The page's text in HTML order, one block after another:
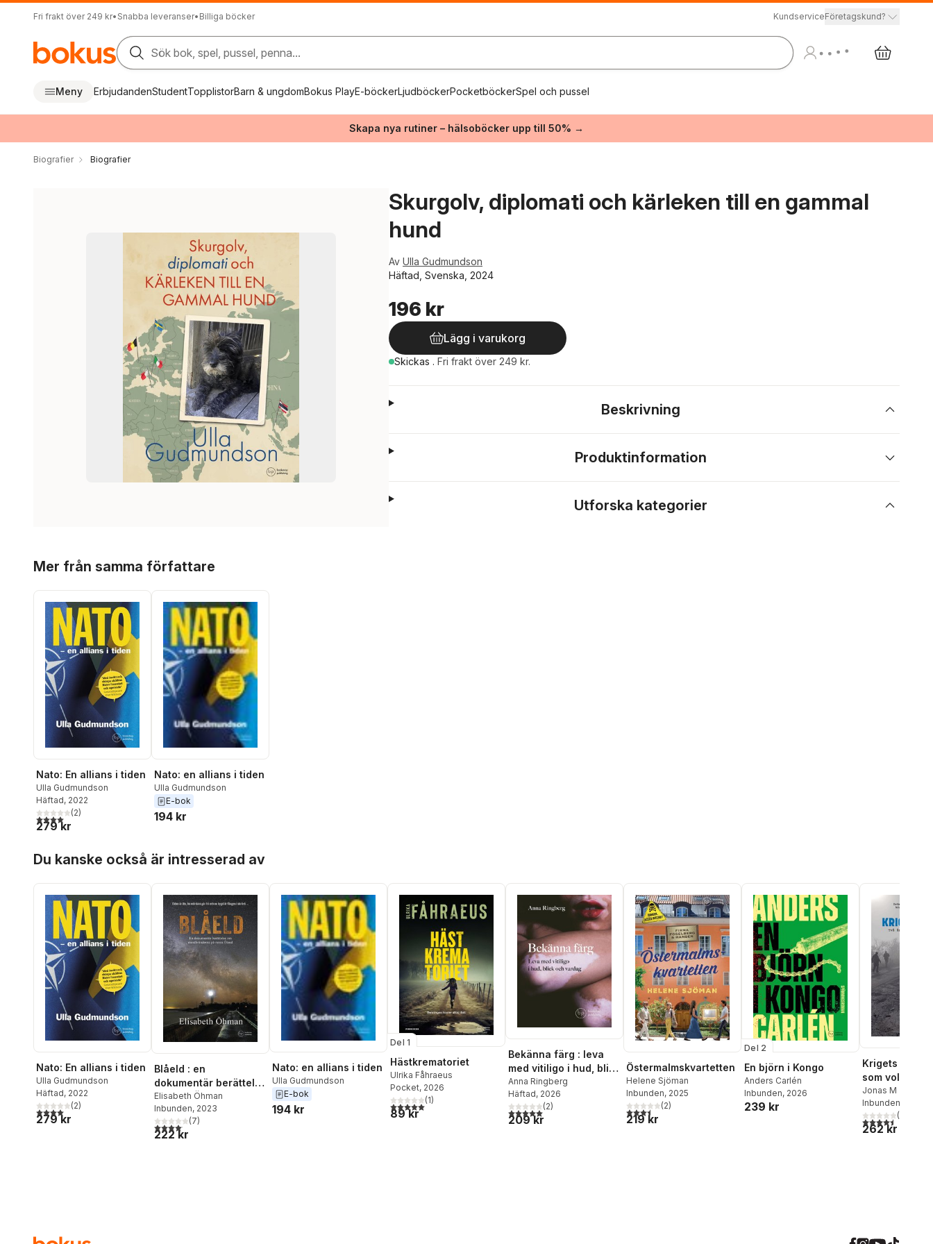
Fri frakt över 249 kr• Snabba leveranser• Billiga böcker KundserviceFöretagskund?
Sök bok, spel, pussel, penna...
Meny ErbjudandenStudentTopplistorBarn & ungdomBokus PlayE-böckerLjudböckerPocketböckerSpel och pussel
Skapa nya rutiner – hälsoböcker upp till 50% →
Biografier Biografier
Skurgolv, diplomati och kärleken till en gammal
hund
Av Ulla Gudmundson
Häftad, Svenska, 2024
196 kr
Lägg i varukorg
Skickas . Fri frakt över 249 kr.
Beskrivning
Produktinformation
Utforska kategorier
Mer från samma författare
Nato: En allians i tiden
Ulla Gudmundson
Häftad, 2022
4,0utav 5 stjärnor. Totalt antal röster:
(2)
279 kr
Nato: en allians i tiden
Ulla Gudmundson
E-bok
194 kr
Du kanske också är intresserad av
Nato: En allians i tiden
Ulla Gudmundson
Häftad, 2022
4,0utav 5 stjärnor. Totalt antal röster:
(2)
279 kr
Blåeld : en
dokumentär berättelse
om mordbränderna på
norra Öland
Elisabeth Öhman
Inbunden, 2023
4,1utav 5 stjärnor. Totalt antal röster:
(7)
222 kr
Nato: en allians i tiden
Ulla Gudmundson
E-bok
194 kr
Del 1
Hästkrematoriet
Ulrika Fåhraeus
Pocket, 2026
5,0utav 5 stjärnor. Totalt antal röster:
(1)
89 kr
Bekänna färg : leva
med vitiligo i hud, blick
och vardag
Anna Ringberg
Häftad, 2026
5,0utav 5 stjärnor. Totalt antal röster:
(2)
209 kr
Östermalmskvartetten
Helene Sjöman
Inbunden, 2025
3,5utav 5 stjärnor. Totalt antal röster:
(2)
219 kr
Del 2
En björn i Kongo
Anders Carlén
Inbunden, 2026
239 kr
Krigets vägar
som volontär
Jonas M
Inbunden
4,5utav 5(
262 kr